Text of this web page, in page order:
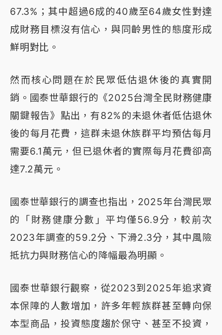
67.3%；其中超過6成的40歲至64歲女性對達
成財務目標沒有信心，與同齡男性的態度形成
鮮明對比。
然而核心問題在於民眾低估退休後的真實開
銷。國泰世華銀行的《2025台灣全民財務健康
關鍵報告》點出，有82%的未退休者低估退休
後的每月花費，這群未退休族群平均預估每月
需要6.1萬元，但已退休者的實際每月花費卻高
達7.2萬元。
國泰世華銀行的調查也指出，2025年台灣民眾
的「財務健康分數」平均僅56.9分，較前次
2023年調查的59.2分、下滑2.3分，其中風險
抵抗力與財務信心的降幅最為明顯。
國泰世華銀行觀察，從2023到2025年追求資
本保障的人數增加，許多年輕族群甚至轉向保
本型商品，投資態度趨於保守、甚至不投資，